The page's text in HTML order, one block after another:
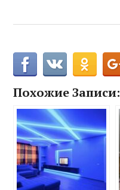
Похожие Записи: